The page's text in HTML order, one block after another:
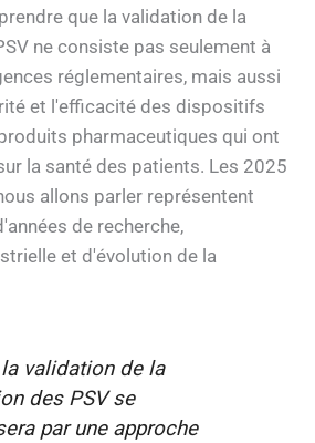
que la validation de la
ne consiste pas seulement à
réglementaires, mais aussi
et l'efficacité des dispositifs
pharmaceutiques qui ont
la santé des patients. Les 2025
allons parler représentent
de recherche,
et d'évolution de la
validation de la
des PSV se
par une approche